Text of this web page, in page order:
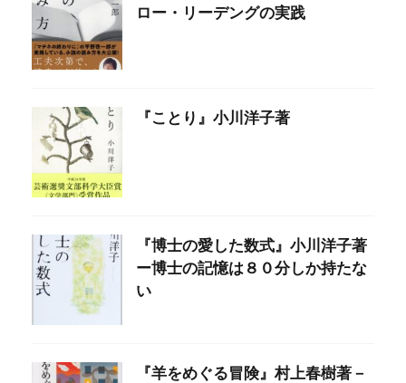
ロー・リーデングの実践
『ことり』小川洋子著
『博士の愛した数式』小川洋子著
ー博士の記憶は８０分しか持たな
い
『羊をめぐる冒険』村上春樹著－